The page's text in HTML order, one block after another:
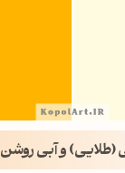
(طلایی) و آبی روشن